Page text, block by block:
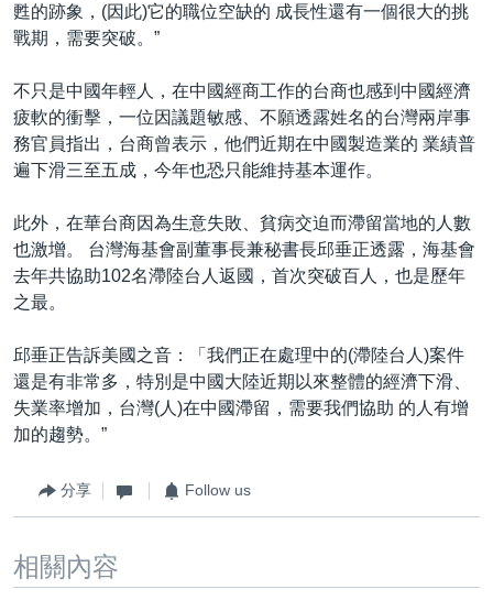
甦的跡象，(因此)它的職位空缺的 成長性還有一個很大的挑
戰期，需要突破。”
不只是中國年輕人，在中國經商工作的台商也感到中國經濟
疲軟的衝擊，一位因議題敏感、不願透露姓名的台灣兩岸事
務官員指出，台商曾表示，他們近期在中國製造業的 業績普
遍下滑三至五成，今年也恐只能維持基本運作。
此外，在華台商因為生意失敗、貧病交迫而滯留當地的人數
也激增。 台灣海基會副董事長兼秘書長邱垂正透露，海基會
去年共協助102名滯陸台人返國，首次突破百人，也是歷年
之最。
邱垂正告訴美國之音：「我們正在處理中的(滯陸台人)案件
還是有非常多，特別是中國大陸近期以來整體的經濟下滑、
失業率增加，台灣(人)在中國滯留，需要我們協助 的人有增
加的趨勢。”
分享 Follow us
相關內容